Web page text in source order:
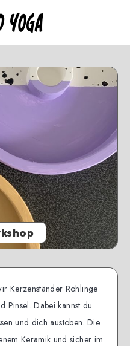
Kerzenständer Rohlinge
Pinsel. Dabei kannst du
und dich austoben. Die
Keramik und sicher im